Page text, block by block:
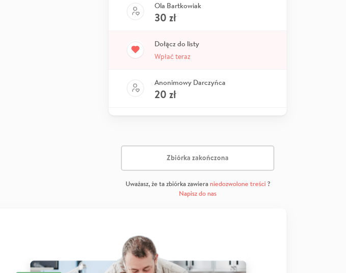
Ola Bartkowiak
30 zł
Dołącz do listy
Wpłać teraz
Anonimowy Darczyńca
20 zł
Zbiórka zakończona
Uważasz, że ta zbiórka zawiera niedozwolone treści?
Napisz do nas